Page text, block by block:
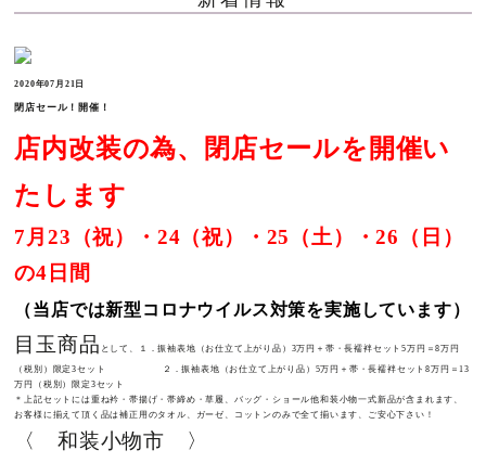
2020年07月21日
閉店セール！開催！
店内改装の為、閉店セールを開催い
たします
7月23（祝）・24（祝）・25（土）・26（日）
の4日間
（当店では新型コロナウイルス対策を実施しています）
目玉商品 として、１．振袖表地（お仕立て上がり品）3万円＋帯・長襦袢セット5万円＝8万円
（税別）限定3セット ２．振袖表地（お仕立て上がり品）5万円＋帯・長襦袢セット8万円＝13
万円（税別）限定3セット
＊上記セットには重ね衿・帯揚げ・帯締め・草履、バッグ・ショール他和装小物一式新品が含まれます、
お客様に揃えて頂く品は補正用のタオル、ガーゼ、コットンのみで全て揃います、ご安心下さい！
〈 和装小物市 〉